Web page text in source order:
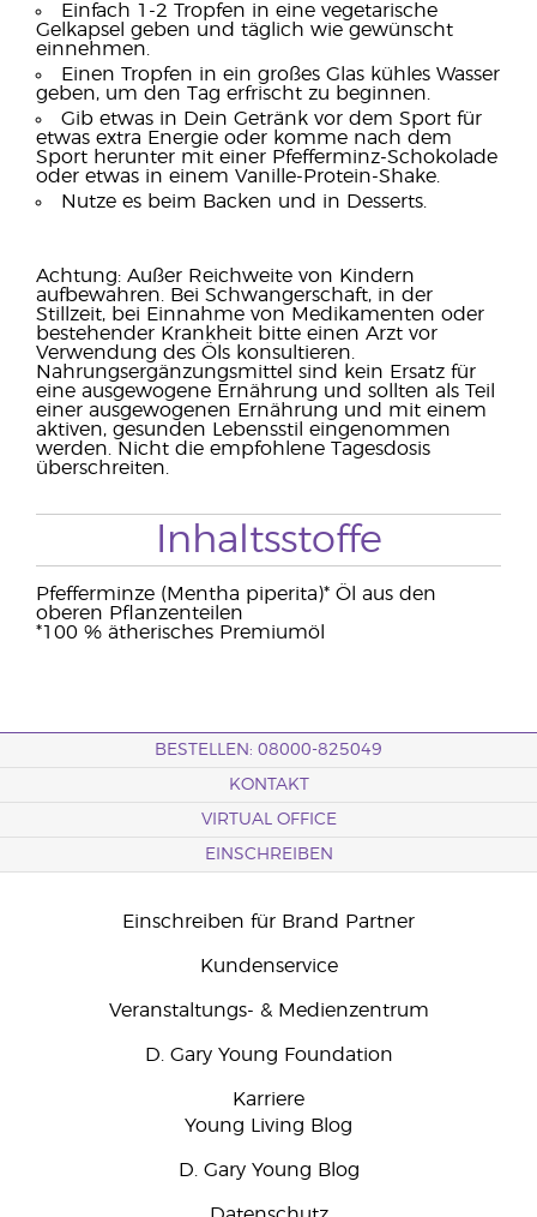
Einfach 1-2 Tropfen in eine vegetarische
Gelkapsel geben und täglich wie gewünscht
einnehmen.
Einen Tropfen in ein großes Glas kühles Wasser
geben, um den Tag erfrischt zu beginnen.
Gib etwas in Dein Getränk vor dem Sport für
etwas extra Energie oder komme nach dem
Sport herunter mit einer Pfefferminz-Schokolade
oder etwas in einem Vanille-Protein-Shake.
Nutze es beim Backen und in Desserts.
Achtung: Außer Reichweite von Kindern
aufbewahren. Bei Schwangerschaft, in der
Stillzeit, bei Einnahme von Medikamenten oder
bestehender Krankheit bitte einen Arzt vor
Verwendung des Öls konsultieren.
Nahrungsergänzungsmittel sind kein Ersatz für
eine ausgewogene Ernährung und sollten als Teil
einer ausgewogenen Ernährung und mit einem
aktiven, gesunden Lebensstil eingenommen
werden. Nicht die empfohlene Tagesdosis
überschreiten.
Inhaltsstoffe
Pfefferminze (Mentha piperita)* Öl aus den
oberen Pflanzenteilen
*100 % ätherisches Premiumöl
BESTELLEN: 08000-825049
KONTAKT
VIRTUAL OFFICE
EINSCHREIBEN
Einschreiben für Brand Partner
Kundenservice
Veranstaltungs- & Medienzentrum
D. Gary Young Foundation
Karriere
Young Living Blog
D. Gary Young Blog